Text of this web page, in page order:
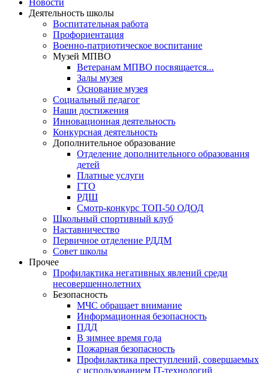
Новости
Деятельность школы
Воспитательная работа
Профориентация
Военно-патриотическое воспитание
Музей МПВО
Ветеранам МПВО посвящается...
Залы музея
Основание музея
Социальный педагог
Наши достижения
Инновационная деятельность
Конкурсная деятельность
Дополнительное образование
Отделение дополнительного образования
детей
Платные услуги
ГТО
РДШ
Смотр-конкурс ТОП-50 ОДОД
Школьный спортивный клуб
Наставничество
Первичное отделение РДДМ
Совет школы
Прочее
Профилактика негативных явлений среди
несовершеннолетних
Безопасность
МЧС обращает внимание
Информационная безопасность
ПДД
В зимнее время года
Пожарная безопасность
Профилактика преступлений, совершаемых
с использованием IT-технологий